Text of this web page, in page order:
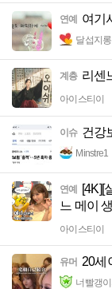
연예 여기
달섭지롱
계층 리센
아이스티이
이슈 건강
Minstre1
연예 [4K][
느 메이
아이스티이
유머 20세
너빨갱